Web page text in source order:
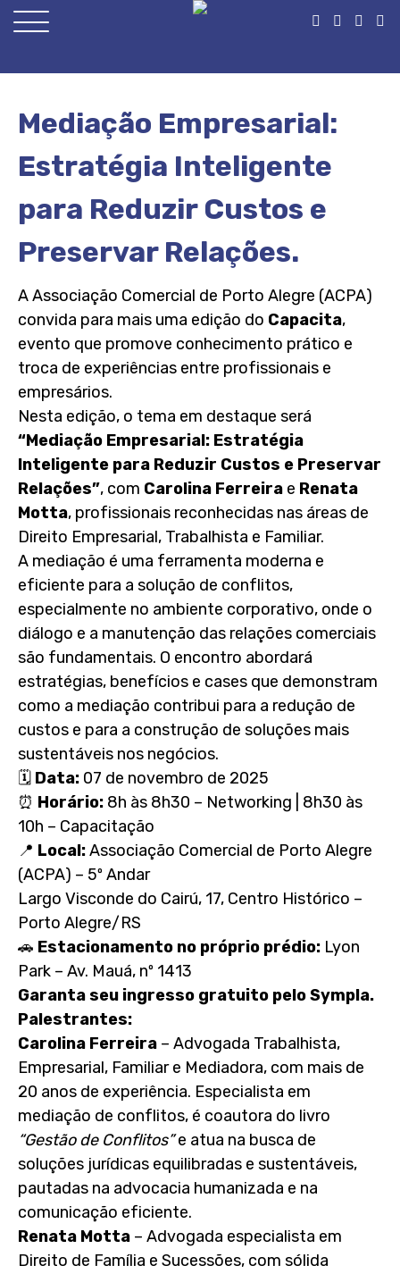
Open
Mediação Empresarial:
Estratégia Inteligente
para Reduzir Custos e
Preservar Relações.
A Associação Comercial de Porto Alegre (ACPA)
convida para mais uma edição do Capacita,
evento que promove conhecimento prático e
troca de experiências entre profissionais e
empresários.
Nesta edição, o tema em destaque será
“Mediação Empresarial: Estratégia
Inteligente para Reduzir Custos e Preservar
Relações”, com Carolina Ferreira e Renata
Motta, profissionais reconhecidas nas áreas de
Direito Empresarial, Trabalhista e Familiar.
A mediação é uma ferramenta moderna e
eficiente para a solução de conflitos,
especialmente no ambiente corporativo, onde o
diálogo e a manutenção das relações comerciais
são fundamentais. O encontro abordará
estratégias, benefícios e cases que demonstram
como a mediação contribui para a redução de
custos e para a construção de soluções mais
sustentáveis nos negócios.
🗓 Data: 07 de novembro de 2025
⏰ Horário: 8h às 8h30 – Networking | 8h30 às
10h – Capacitação
📍 Local:Associação Comercial de Porto Alegre
(ACPA) – 5º Andar
Largo Visconde do Cairú, 17, Centro Histórico –
Porto Alegre/RS
🚗 Estacionamento no próprio prédio: Lyon
Park – Av. Mauá, nº 1413
Garanta seu ingresso gratuito pelo Sympla.
Palestrantes:
Carolina Ferreira – Advogada Trabalhista,
Empresarial, Familiar e Mediadora, com mais de
20 anos de experiência. Especialista em
mediação de conflitos, é coautora do livro
“Gestão de Conflitos”e atua na busca de
soluções jurídicas equilibradas e sustentáveis,
pautadas na advocacia humanizada e na
comunicação eficiente.
Renata Motta – Advogada especialista em
Direito de Família e Sucessões, com sólida